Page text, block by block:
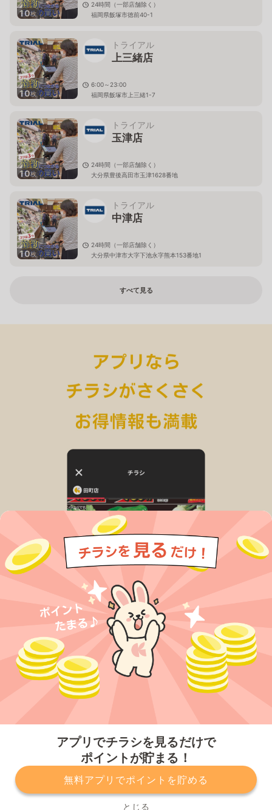
アプリでチラシを見るだけで
ポイントが貯まる！
無料アプリでポイントを貯める
とじる
10枚
24時間（一部店舗除く）
福岡県飯塚市徳前40-1
10枚
トライアル
上三緒店
6:00～23:00
福岡県飯塚市上三緒1-7
10枚
トライアル
玉津店
24時間（一部店舗除く）
大分県豊後高田市玉津1628番地
10枚
トライアル
中津店
24時間（一部店舗除く）
大分県中津市大字下池永字熊本153番地1
すべて見る
プライバシーポリシー 利用規約
運営会社
サービスに関してのお問い合わせ